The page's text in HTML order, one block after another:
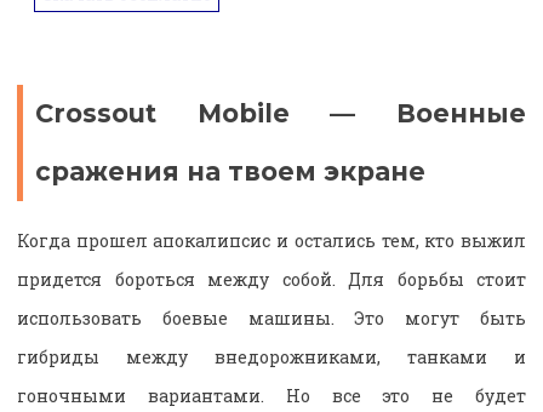
Crossout Mobile — Военные
сражения на твоем экране
Когда прошел апокалипсис и остались тем, кто выжил
придется бороться между собой. Для борьбы стоит
использовать боевые машины. Это могут быть
гибриды между внедорожниками, танками и
гоночными вариантами. Но все это не будет